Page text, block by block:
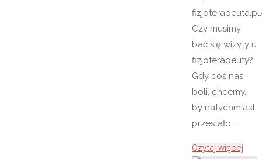
Czy musimy
bać się wizyty u
fizjoterapeuty?
Gdy coś nas
boli, chcemy,
by natychmiast
przestało. …
Czytaj więcej